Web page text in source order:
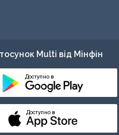
Multi від Мінфін
Доступно в
Доступно в